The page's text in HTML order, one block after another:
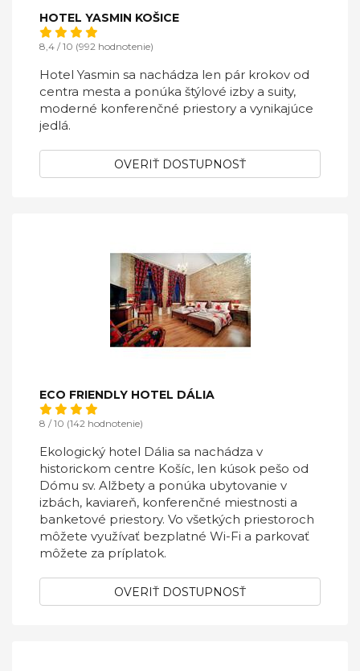
HOTEL YASMIN KOŠICE
8,4 / 10 (992 hodnotenie)
Hotel Yasmin sa nachádza len pár krokov od
centra mesta a ponúka štýlové izby a suity,
moderné konferenčné priestory a vynikajúce
jedlá.
OVERIŤ DOSTUPNOSŤ
ECO FRIENDLY HOTEL DÁLIA
8 / 10 (142 hodnotenie)
Ekologický hotel Dália sa nachádza v
historickom centre Košíc, len kúsok pešo od
Dómu sv. Alžbety a ponúka ubytovanie v
izbách, kaviareň, konferenčné miestnosti a
banketové priestory. Vo všetkých priestoroch
môžete využívať bezplatné Wi-Fi a parkovať
môžete za príplatok.
OVERIŤ DOSTUPNOSŤ